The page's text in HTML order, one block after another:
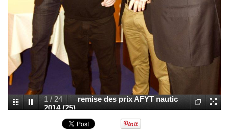
1 / 24
remise des prix AFYT nautic
2014 (25)